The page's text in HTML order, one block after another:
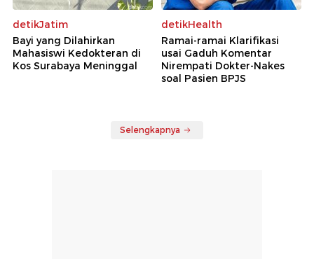
detikJatim
Bayi yang Dilahirkan
Mahasiswi Kedokteran di
Kos Surabaya Meninggal
detikHealth
Ramai-ramai Klarifikasi
usai Gaduh Komentar
Nirempati Dokter-Nakes
soal Pasien BPJS
Selengkapnya